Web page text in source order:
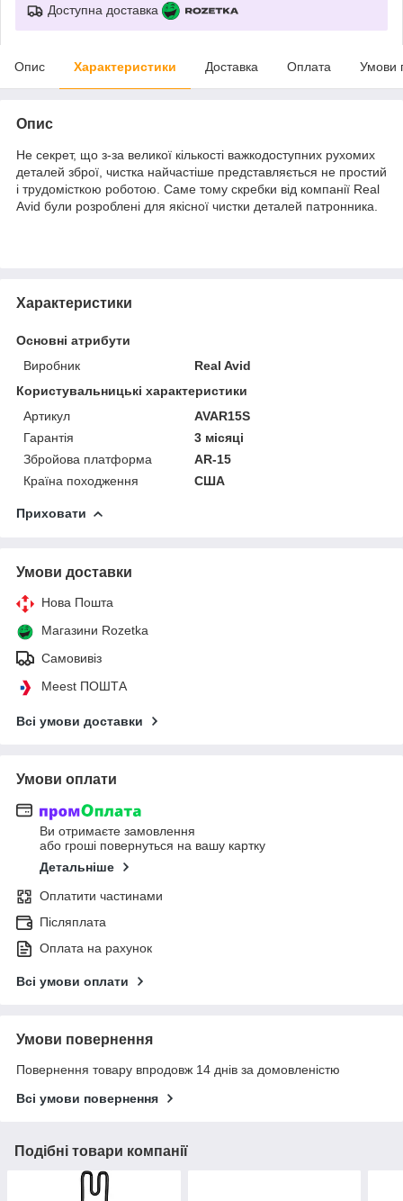
Доступна доставка
Опис Характеристики Доставка Оплата Умови
Опис
Не секрет, що з-за великої кількості важкодоступних рухомих
деталей зброї, чистка найчастіше представляється не простий
і трудомісткою роботою. Саме тому скребки від компанії Real
Avid були розроблені для якісної чистки деталей патронника.
Характеристики
Основні атрибути
Виробник
Real Avid
Користувальницькі характеристики
Артикул
AVAR15S
Гарантія
3 місяці
Збройова платформа
AR-15
Країна походження
США
Приховати
Умови доставки
Нова Пошта
Магазини Rozetka
Самовивіз
Meest ПОШТА
Всі умови доставки
Умови оплати
Ви отримаєте замовлення
або гроші повернуться на вашу картку
Детальніше
Оплатити частинами
Післяплата
Оплата на рахунок
Всі умови оплати
Умови повернення
Повернення товару впродовж 14 днів за домовленістю
Всі умови повернення
Подібні товари компанії